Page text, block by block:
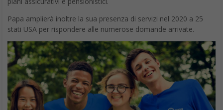
Papa amplierà inoltre la sua presenza di servizi nel 2020 a 25
stati USA per rispondere alle numerose domande arrivate.